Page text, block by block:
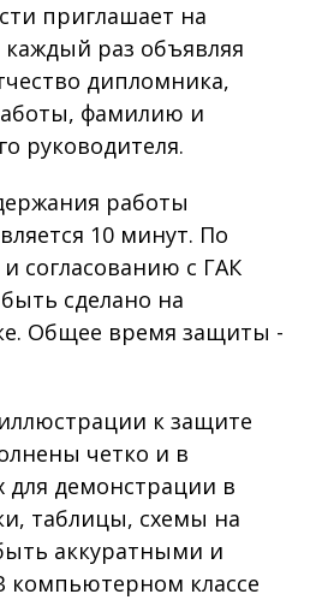
приглашает на
раз объявляя
дипломника,
фамилию и
руководителя.
работы
10 минут. По
согласованию с ГАК
сделано на
Общее время защиты -
к защите
четко и в
для демонстрации в
таблицы, схемы на
аккуратными и
компьютерном классе